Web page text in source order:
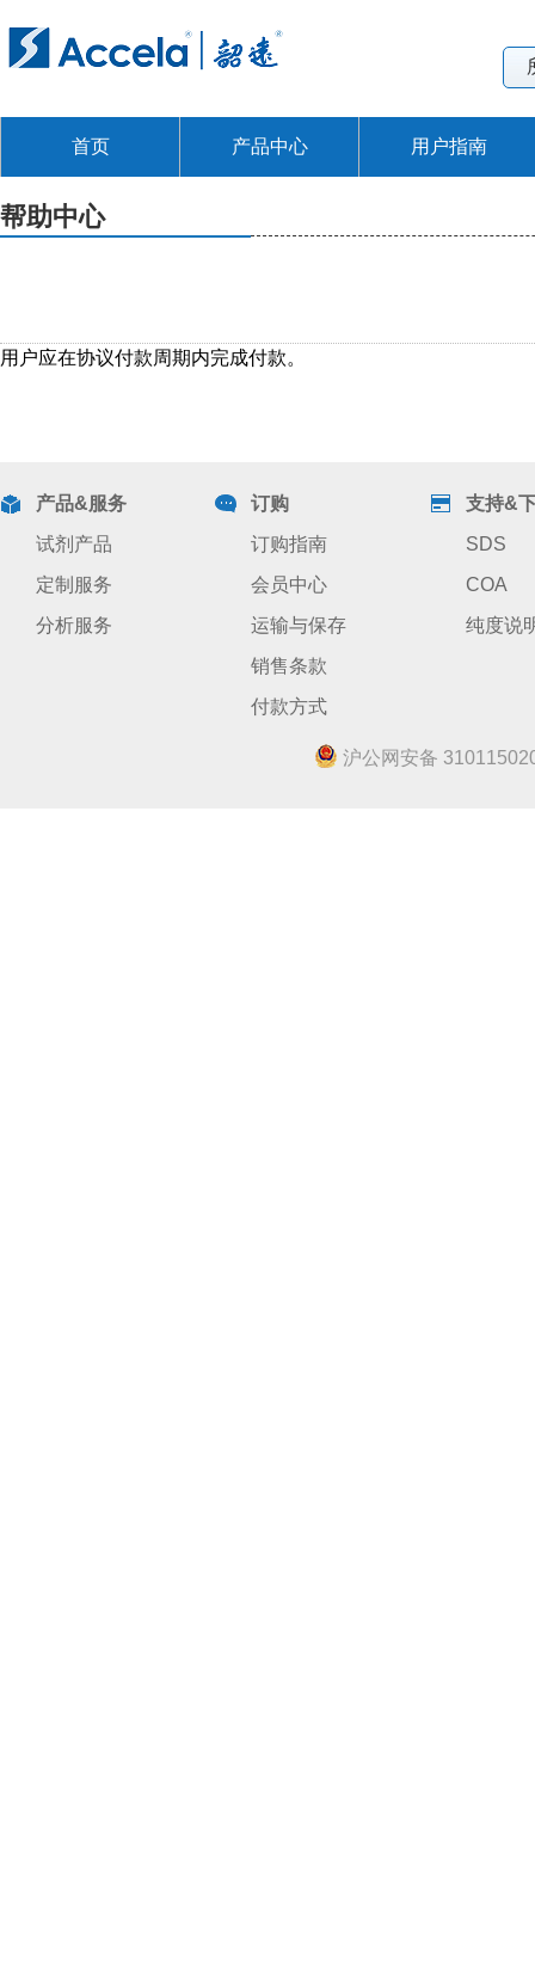
首页 产品中心 用户指南
帮助中心
用户应在协议付款周期内完成付款。
产品&服务
试剂产品
定制服务
分析服务
订购
订购指南
会员中心
运输与保存
销售条款
付款方式
支持&
SDS
COA
纯度说
沪公网安备